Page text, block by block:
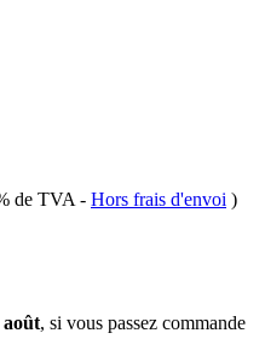
de TVA - Hors frais d'envoi )
, si vous passez commande